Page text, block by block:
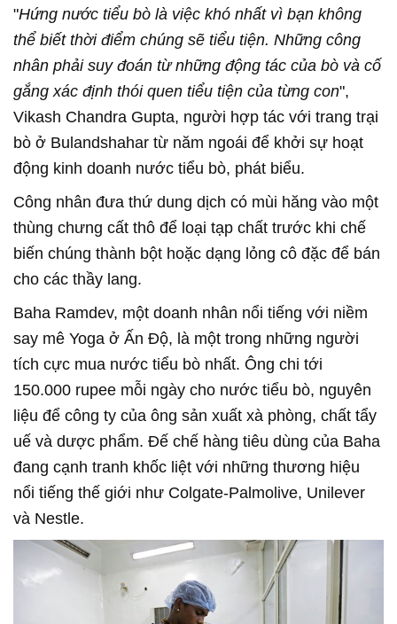
"Hứng nước tiểu bò là việc khó nhất vì bạn không
thể biết thời điểm chúng sẽ tiểu tiện. Những công
nhân phải suy đoán từ những động tác của bò và cố
gắng xác định thói quen tiểu tiện của từng con",
Vikash Chandra Gupta, người hợp tác với trang trại
bò ở Bulandshahar từ năm ngoái để khởi sự hoạt
động kinh doanh nước tiểu bò, phát biểu.
Công nhân đưa thứ dung dịch có mùi hăng vào một
thùng chưng cất thô để loại tạp chất trước khi chế
biến chúng thành bột hoặc dạng lỏng cô đặc để bán
cho các thầy lang.
Baha Ramdev, một doanh nhân nổi tiếng với niềm
say mê Yoga ở Ấn Độ, là một trong những người
tích cực mua nước tiểu bò nhất. Ông chi tới
150.000 rupee mỗi ngày cho nước tiểu bò, nguyên
liệu để công ty của ông sản xuất xà phòng, chất tẩy
uế và dược phẩm. Đế chế hàng tiêu dùng của Baha
đang cạnh tranh khốc liệt với những thương hiệu
nổi tiếng thế giới như Colgate-Palmolive, Unilever
và Nestle.